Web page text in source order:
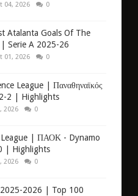
04, 2026 0
Atalanta Goals Of The
| Serie A 2025-26
01, 2026 0
League | Παναθηναϊκός
2 | Highlights
2026 0
League | ΠΑΟΚ - Dynamo
| Highlights
2026 0
2025-2026 | Top 100